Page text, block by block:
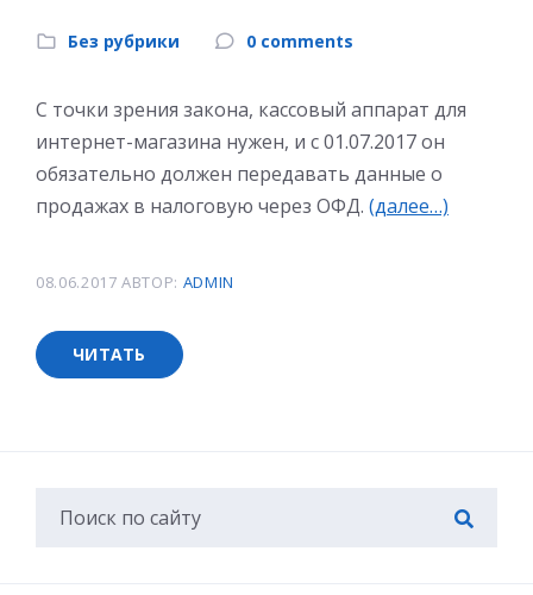
Без рубрики 0 comments
С точки зрения закона, кассовый аппарат для
интернет-магазина нужен, и с 01.07.2017 он
обязательно должен передавать данные о
продажах в налоговую через ОФД. (далее…)
08.06.2017 АВТОР: ADMIN
ЧИТАТЬ